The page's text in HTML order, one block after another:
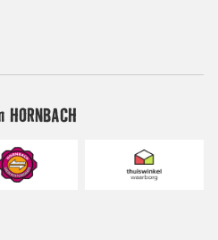
HORNBACH